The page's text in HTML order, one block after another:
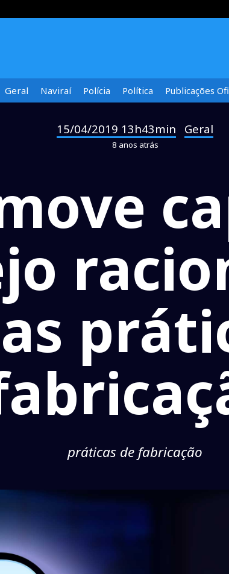
Geral Naviraí Polícia Política Publicações
15/04/2019 13h43min Geral
8 anos atrás
práticas de fabricação